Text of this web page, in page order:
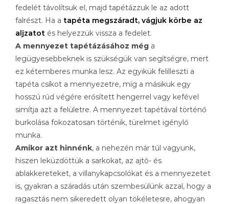
fedelét távolítsuk el, majd tapétázzuk le az adott
falrészt. Ha a tapéta megszáradt, vágjuk körbe az
aljzatot és helyezzük vissza a fedelet.
A mennyezet tapétázásához még a
legügyesebbeknek is szükségük van segítségre, mert
ez kétemberes munka lesz. Az egyikük felilleszti a
tapéta csíkot a mennyezetre, míg a másikuk egy
hosszú rúd végére erősített hengerrel vagy kefével
simítja azt a felületre. A mennyezet tapétával történő
burkolása fokozatosan történik, türelmet igénylő
munka.
Amikor azt hinnénk, a nehezén már túl vagyunk,
hiszen leküzdöttük a sarkokat, az ajtó- és
ablakkereteket, a villanykapcsolókat és a mennyezetet
is, gyakran a száradás után szembesülünk azzal, hogy a
ragasztás nem sikeredett olyan tökéletesre, ahogyan